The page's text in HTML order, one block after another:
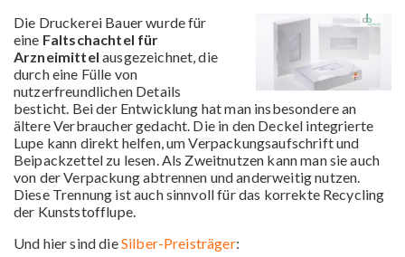
Die Druckerei Bauer wurde für
eine Faltschachtel für
Arzneimittelausgezeichnet, die
durch eine Fülle von
nutzerfreundlichen Details
besticht. Bei der Entwicklung hat man insbesondere an
ältere Verbraucher gedacht. Die in den Deckel integrierte
Lupe kann direkt helfen, um Verpackungsaufschrift und
Beipackzettel zu lesen. Als Zweitnutzen kann man sie auch
von der Verpackung abtrennen und anderweitig nutzen.
Diese Trennung ist auch sinnvoll für das korrekte Recycling
der Kunststofflupe.
Und hier sind dieSilber-Preisträger: